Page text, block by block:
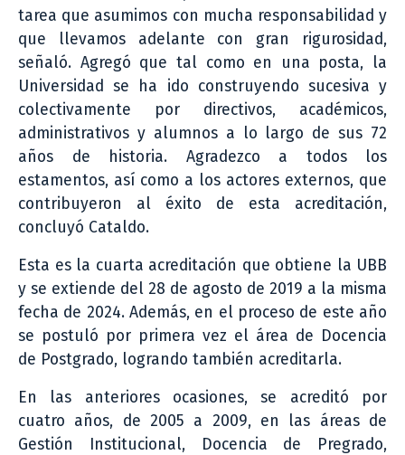
tarea que asumimos con mucha responsabilidad y
que llevamos adelante con gran rigurosidad,
señaló. Agregó que tal como en una posta, la
Universidad se ha ido construyendo sucesiva y
colectivamente por directivos, académicos,
administrativos y alumnos a lo largo de sus 72
años de historia. Agradezco a todos los
estamentos, así como a los actores externos, que
contribuyeron al éxito de esta acreditación,
concluyó Cataldo.
Esta es la cuarta acreditación que obtiene la UBB
y se extiende del 28 de agosto de 2019 a la misma
fecha de 2024. Además, en el proceso de este año
se postuló por primera vez el área de Docencia
de Postgrado, logrando también acreditarla.
En las anteriores ocasiones, se acreditó por
cuatro años, de 2005 a 2009, en las áreas de
Gestión Institucional, Docencia de Pregrado,